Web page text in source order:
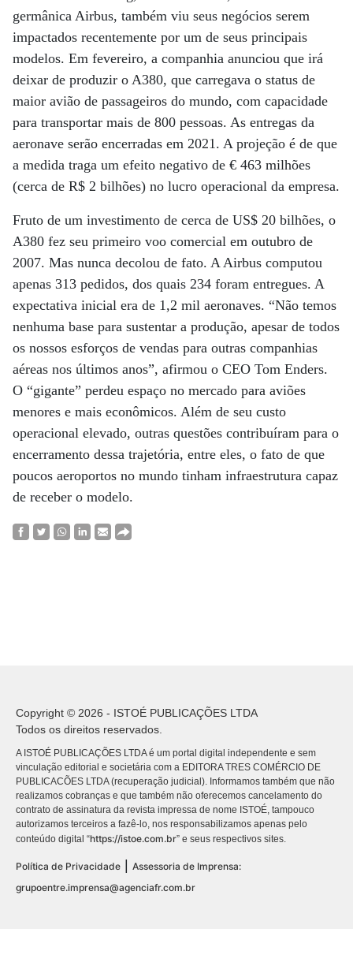
germânica Airbus, também viu seus negócios serem
impactados recentemente por um de seus principais
modelos. Em fevereiro, a companhia anunciou que irá
deixar de produzir o A380, que carregava o status de
maior avião de passageiros do mundo, com capacidade
para transportar mais de 800 pessoas. As entregas da
aeronave serão encerradas em 2021. A projeção é de que
a medida traga um efeito negativo de € 463 milhões
(cerca de R$ 2 bilhões) no lucro operacional da empresa.
Fruto de um investimento de cerca de US$ 20 bilhões, o
A380 fez seu primeiro voo comercial em outubro de
2007. Mas nunca decolou de fato. A Airbus computou
apenas 313 pedidos, dos quais 234 foram entregues. A
expectativa inicial era de 1,2 mil aeronaves. “Não temos
nenhuma base para sustentar a produção, apesar de todos
os nossos esforços de vendas para outras companhias
aéreas nos últimos anos”, afirmou o CEO Tom Enders.
O “gigante” perdeu espaço no mercado para aviões
menores e mais econômicos. Além de seu custo
operacional elevado, outras questões contribuíram para o
encerramento dessa trajetória, entre eles, o fato de que
poucos aeroportos no mundo tinham infraestrutura capaz
de receber o modelo.
Copyright © 2026 - ISTOÉ PUBLICAÇÕES LTDA
Todos os direitos reservados.
A ISTOÉ PUBLICAÇÕES LTDA é um portal digital independente e sem
vinculação editorial e societária com a EDITORA TRES COMÉRCIO DE
PUBLICACÕES LTDA (recuperação judicial). Informamos também que não
realizamos cobranças e que também não oferecemos cancelamento do
contrato de assinatura da revista impressa de nome ISTOÉ, tampouco
autorizamos terceiros a fazê-lo, nos responsabilizamos apenas pelo
conteúdo digital “https://istoe.com.br” e seus respectivos sites.
Política de Privacidade
Assessoria de Imprensa:
grupoentre.imprensa@agenciafr.com.br